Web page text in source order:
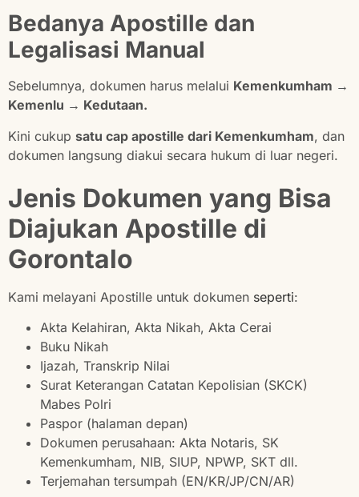
Bedanya Apostille dan
Legalisasi Manual
Sebelumnya, dokumen harus melalui Kemenkumham →
Kemenlu → Kedutaan.
Kini cukup satu cap apostille dari Kemenkumham, dan
dokumen langsung diakui secara hukum di luar negeri.
Jenis Dokumen yang Bisa
Diajukan Apostille di
Gorontalo
Kami melayani Apostille untuk dokumen seperti:
Akta Kelahiran, Akta Nikah, Akta Cerai
Buku Nikah
Ijazah, Transkrip Nilai
Surat Keterangan Catatan Kepolisian (SKCK)
Mabes Polri
Paspor (halaman depan)
Dokumen perusahaan: Akta Notaris, SK
Kemenkumham, NIB, SIUP, NPWP, SKT dll.
Terjemahan tersumpah (EN/KR/JP/CN/AR)